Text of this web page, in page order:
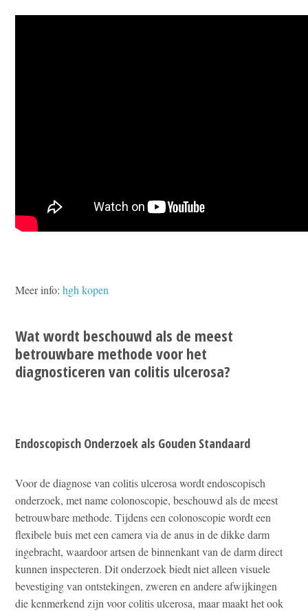
Meer info:hgh kopen
Wat wordt beschouwd als de meest
betrouwbare methode voor het
diagnosticeren van colitis ulcerosa?
Endoscopisch Onderzoek als Gouden Standaard
Voor de diagnose van colitis ulcerosa wordt endoscopisch
onderzoek, met name colonoscopie, beschouwd als de meest
betrouwbare methode. Tijdens een colonoscopie wordt een
flexibele buis met een camera via de anus in de dikke darm
ingebracht, waardoor artsen de binnenkant van de darm direct
kunnen inspecteren. Dit onderzoek biedt niet alleen visuele
bevestiging van ontstekingen, zweren en andere afwijkingen
die kenmerkend zijn voor colitis ulcerosa, maar maakt het ook